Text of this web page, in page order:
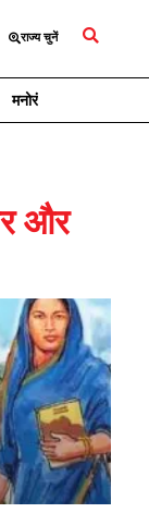
राज्य चुनें
मनोरंजन
और